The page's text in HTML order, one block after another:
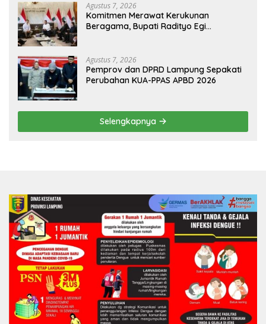
Agustus 7, 2026
Komitmen Merawat Kerukunan
Beragama, Bupati Radityo Egi
Agustus 7, 2026
Pemprov dan DPRD Lampung Sepakati
Perubahan KUA-PPAS APBD 2026
Selengkapnya